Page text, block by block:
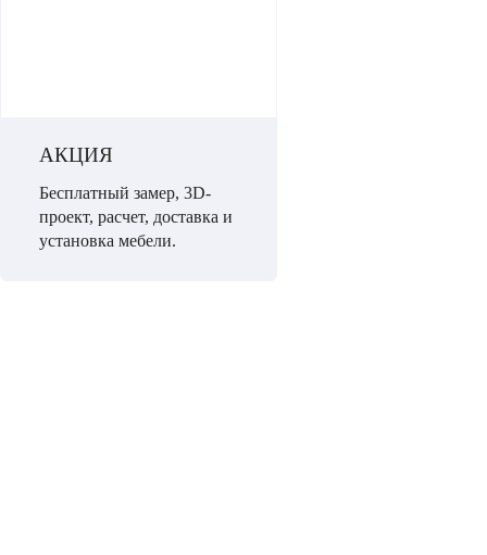
АКЦИЯ
Бесплатный замер, 3D-
проект, расчет, доставка и
установка мебели.